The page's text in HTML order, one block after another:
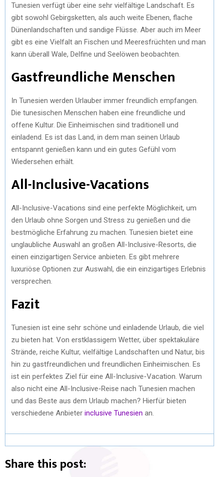
Tunesien verfügt über eine sehr vielfältige Landschaft. Es
gibt sowohl Gebirgsketten, als auch weite Ebenen, flache
Dünenlandschaften und sandige Flüsse. Aber auch im Meer
gibt es eine Vielfalt an Fischen und Meeresfrüchten und man
kann überall Wale, Delfine und Seelöwen beobachten.
Gastfreundliche Menschen
In Tunesien werden Urlauber immer freundlich empfangen.
Die tunesischen Menschen haben eine freundliche und
offene Kultur. Die Einheimischen sind traditionell und
einladend. Es ist das Land, in dem man seinen Urlaub
entspannt genießen kann und ein gutes Gefühl vom
Wiedersehen erhält.
All-Inclusive-Vacations
All-Inclusive-Vacations sind eine perfekte Möglichkeit, um
den Urlaub ohne Sorgen und Stress zu genießen und die
bestmögliche Erfahrung zu machen. Tunesien bietet eine
unglaubliche Auswahl an großen All-Inclusive-Resorts, die
einen einzigartigen Service anbieten. Es gibt mehrere
luxuriöse Optionen zur Auswahl, die ein einzigartiges Erlebnis
versprechen.
Fazit
Tunesien ist eine sehr schöne und einladende Urlaub, die viel
zu bieten hat. Von erstklassigem Wetter, über spektakuläre
Strände, reiche Kultur, vielfältige Landschaften und Natur, bis
hin zu gastfreundlichen und freundlichen Einheimischen. Es
ist ein perfektes Ziel für eine All-Inclusive-Vacation. Warum
also nicht eine All-Inclusive-Reise nach Tunesien machen
und das Beste aus dem Urlaub machen? Hierfür bieten
verschiedene Anbieter inclusive Tunesien an.
Share this post: